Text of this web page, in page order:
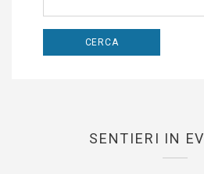
SENTIERI IN